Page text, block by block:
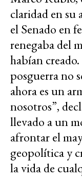
claridad en su
el Senado en
renegaba del
habían
posguerra no
ahora es un
nosotros”,
llevado a un
afrontar el
geopolítica y
la vida de